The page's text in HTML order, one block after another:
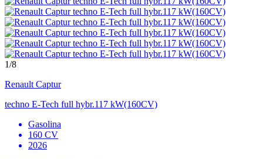
1/8
Renault Captur
techno E-Tech full hybr.117 kW(160CV)
Gasolina
160 CV
2026